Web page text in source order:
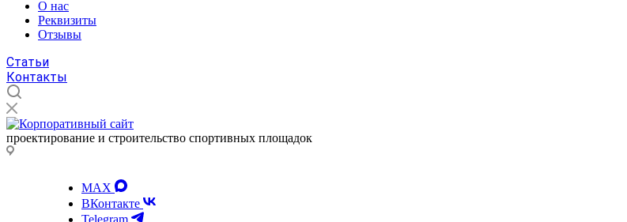
О нас
Реквизиты
Отзывы
Статьи
Контакты
проектирование и строительство спортивных площадок
MAX
ВКонтакте
Telegram